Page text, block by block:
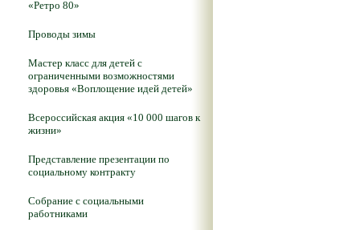
«Ретро 80»
Проводы зимы
Мастер класс для детей с
ограниченными возможностями
здоровья «Воплощение идей детей»
Всероссийская акция «10 000 шагов к
жизни»
Представление презентации по
социальному контракту
Собрание с социальными
работниками